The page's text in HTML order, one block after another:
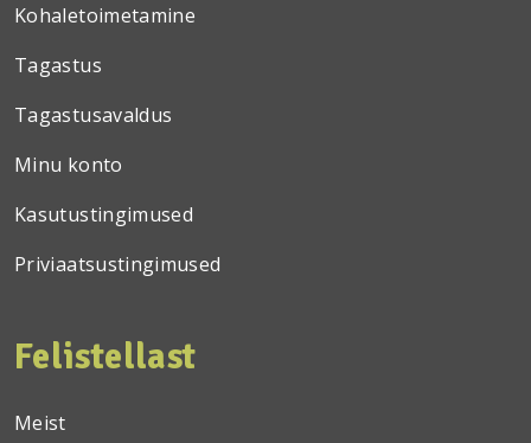
Kohaletoimetamine
Tagastus
Tagastusavaldus
Minu konto
Kasutustingimused
Priviaatsustingimused
Felistellast
Meist